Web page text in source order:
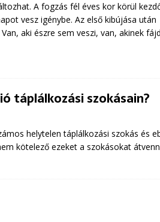
A fogzás fél éves kor körül
vesz igénybe. Az első kibújása után
aki észre sem veszi, van, akinek
táplálkozási szokásain?
helytelen táplálkozási szokás és
kötelező ezeket a szokásokat